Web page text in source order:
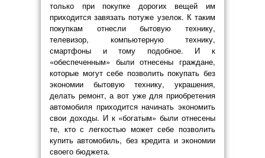
только при покупке дорогих вещей им
приходится завязать потуже узелок. К таким
покупкам отнесли бытовую технику,
телевизор, компьютерную технику,
смартфоны и тому подобное. И к
«обеспеченным» были отнесены граждане,
которые могут себе позволить покупать без
экономии бытовую технику, украшения,
делать ремонт, а вот уже для приобретения
автомобиля приходится начинать экономить
свои доходы. И к «богатым» были отнесены
те, кто с легкостью может себе позволить
купить автомобиль, без кредита и экономии
своего бюджета.